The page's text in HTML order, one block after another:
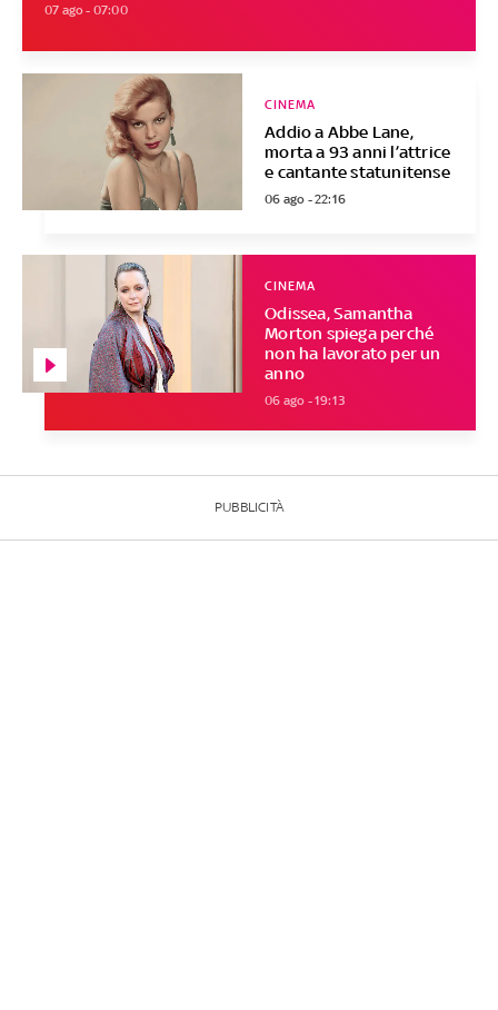
07 ago - 07:00
Addio a Abbe Lane,
morta a 93 anni l’attrice
e cantante statunitense
CINEMA
06 ago - 22:16
Odissea, Samantha
Morton spiega perché
non ha lavorato per un
anno
CINEMA
06 ago - 19:13
PUBBLICITÀ